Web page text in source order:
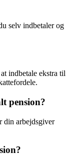
selv indbetaler og
indbetale ekstra til
pension?
din arbejdsgiver